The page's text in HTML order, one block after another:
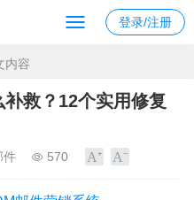
登录/注册
内容
救？12个实用修复
件 570